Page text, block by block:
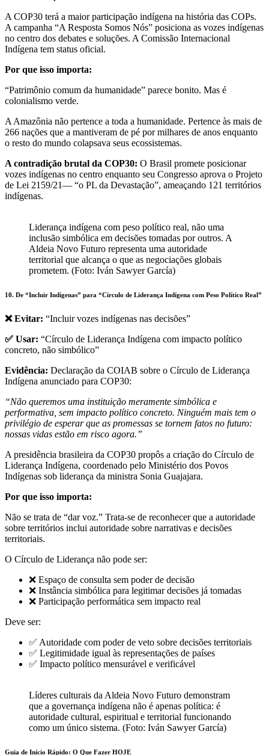
A COP30 terá a maior participação indígena na história das COPs.
A campanha “A Resposta Somos Nós” posiciona as vozes indígenas
no centro dos debates e soluções. A Comissão Internacional
Indígena tem status oficial.
Por que isso importa:
“Patrimônio comum da humanidade” parece bonito. Mas é
colonialismo verde.
A Amazônia não pertence a toda a humanidade. Pertence às mais de
266 nações que a mantiveram de pé por milhares de anos enquanto
o resto do mundo colapsava seus ecossistemas.
A contradição brutal da COP30: O Brasil promete posicionar
vozes indígenas no centro enquanto seu Congresso aprova o Projeto
de Lei 2159/21— “o PL da Devastação”, ameaçando 121 territórios
indígenas.
Liderança indígena com peso político real, não uma
inclusão simbólica em decisões tomadas por outros. A
Aldeia Novo Futuro representa uma autoridade
territorial que alcança o que as negociações globais
prometem. (Foto: Iván Sawyer García)
10. De “Incluir Indígenas” para “Círculo de Liderança Indígena com Peso Político Real”
❌ Evitar: “Incluir vozes indígenas nas decisões”
✅ Usar: “Círculo de Liderança Indígena com impacto político
concreto, não simbólico”
Evidência: Declaração da COIAB sobre o Círculo de Liderança
Indígena anunciado para COP30:
“Não queremos uma instituição meramente simbólica e
performativa, sem impacto político concreto. Ninguém mais tem o
privilégio de esperar que as promessas se tornem fatos no futuro:
nossas vidas estão em risco agora.”
A presidência brasileira da COP30 propôs a criação do Círculo de
Liderança Indígena, coordenado pelo Ministério dos Povos
Indígenas sob liderança da ministra Sonia Guajajara.
Por que isso importa:
Não se trata de “dar voz.” Trata-se de reconhecer que a autoridade
sobre territórios inclui autoridade sobre narrativas e decisões
territoriais.
O Círculo de Liderança não pode ser:
❌ Espaço de consulta sem poder de decisão
❌ Instância simbólica para legitimar decisões já tomadas
❌ Participação performática sem impacto real
Deve ser:
✅ Autoridade com poder de veto sobre decisões territoriais
✅ Legitimidade igual às representações de países
✅ Impacto político mensurável e verificável
Líderes culturais da Aldeia Novo Futuro demonstram
que a governança indígena não é apenas política: é
autoridade cultural, espiritual e territorial funcionando
como um único sistema. (Foto: Iván Sawyer García)
Guia de Início Rápido: O Que Fazer HOJE